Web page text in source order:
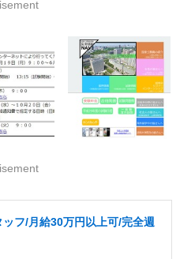
フ/月給30万円以上可/完全週